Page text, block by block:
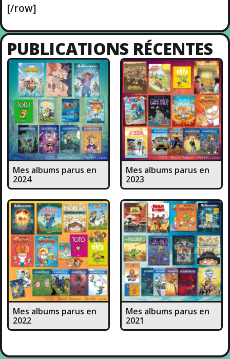
[/row]
PUBLICATIONS RÉCENTES
Mes albums parus en
2024
Mes albums parus en
2023
Mes albums parus en
2022
Mes albums parus en
2021